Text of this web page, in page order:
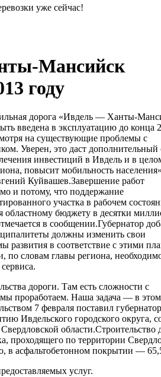
уже сейчас!
Мансийск
году
дорога «Ивдель — Ханты-
введена в эксплуатацию до конца
на существующие проблемы с
Уверен, это даст дополнительный
инвестиций в Ивдель и в
повысит мобильность
Куйвашев.Завершение работ
и потому, что поддержание
участка в рабочем
областному бюджету в десятки
в сообщении.Губернатор
должны изменить свои
развития в соответствие с этими
по словам главы региона,
дороги. Там есть сложности с
проработаем. Наша задача — в
7 февраля поставил губернатор
Ивдельского городского округа,
области.Строительство
проходящего по территории
в асфальтобетонном покрытии —
услуг.